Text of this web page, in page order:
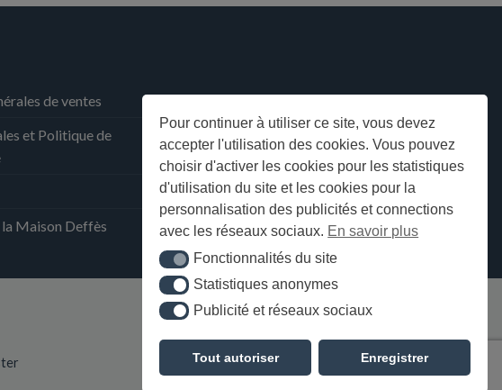
Pour continuer à utiliser ce site, vous devez
accepter l'utilisation des cookies. Vous pouvez
choisir d'activer les cookies pour les statistiques
d'utilisation du site et les cookies pour la
personnalisation des publicités et connections
avec les réseaux sociaux. En savoir plus
Fonctionnalités du site
Fonctionnalités du site
Statistiques anonymes
Statistiques anonymes
Publicité et réseaux sociaux
Publicité et réseaux sociaux
Tout autoriser Enregistrer
de ventes
et Politique de
Maison Deffès